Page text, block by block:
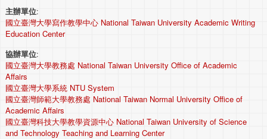
主辦單位:
國立臺灣大學寫作教學中心 National Taiwan University Academic Writing
Education Center
協辦單位:
國立臺灣大學教務處 National Taiwan University Office of Academic
Affairs
國立臺灣大學系統 NTU System
國立臺灣師範大學教務處 National Taiwan Normal University Office of
Academic Affairs
國立臺灣科技大學教學資源中心 National Taiwan University of Science
and Technology Teaching and Learning Center